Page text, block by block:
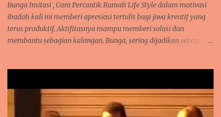
Olehnya itu, semua makhluk dituntut untuk hidup damai dan
saling memberi manfaat. Manusia dan hewan bisa mempunyai
hubungan erat lay...
Bunga Imitasi , Cara Percantik Rumah Life Style dalam motivasi
ibadah kali ini memberi apresiasi tertulis bagi jiwa kreatif yang
terus produktif. Aktifitasnya mampu memberi solusi dan
membantu sebagian kalangan. Bunga, sering dijadikan sebagai
cantik yang dihasilkan saat memajang bunga hias itu. Takkala
hebohnya, bila bunga hias ini dilirik oleh orang yang memang
memiliki hobby dan kesukaan dalam mendekor, merangkai helai